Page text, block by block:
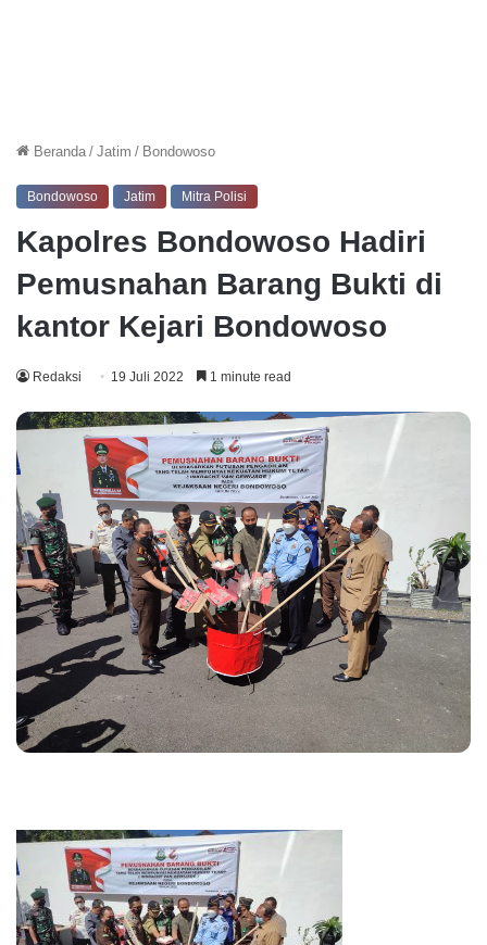
Beranda / Jatim / Bondowoso
Bondowoso Jatim Mitra Polisi
Kapolres Bondowoso Hadiri
Pemusnahan Barang Bukti di
kantor Kejari Bondowoso
Redaksi 19 Juli 2022 1 minute read